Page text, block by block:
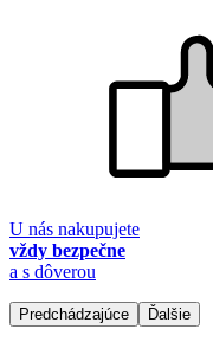
U nás nakupujete
vždy bezpečne
a s dôverou
Predchádzajúce Ďalšie